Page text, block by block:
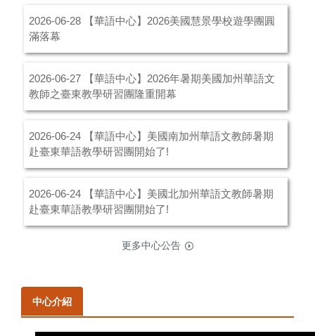
2026-06-28
【華語中心】2026美國慧景學校遊學團圓
滿落幕
2026-06-27
【華語中心】2026年暑期美國加州華語文
教師之臺東教學研習團隆重開幕
2026-06-24
【華語中心】美國南加州華語文教師暑期
赴臺東華語教學研習團開始了!
2026-06-24
【華語中心】美國北加州華語文教師暑期
赴臺東華語教學研習團開始了!
更多中心公告
中心介紹